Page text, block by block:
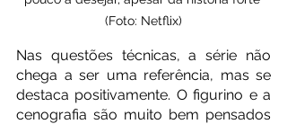
(Foto: Netflix)
Nas questões técnicas, a série não
chega a ser uma referência, mas se
destaca positivamente. O figurino e a
cenografia são muito bem pensados